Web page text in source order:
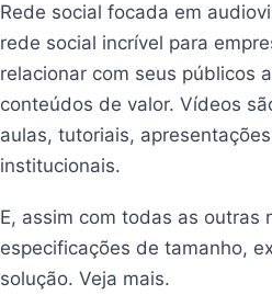
Rede social focada em
rede social incrível para
relacionar com seus públicos
conteúdos de valor. Vídeos
aulas, tutoriais,
institucionais.
E, assim com todas as outras
especificações de tamanho,
solução. Veja mais.